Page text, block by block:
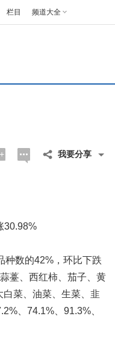
栏目 频道大全
我要分享
30.98%
数的42%，环比下跌
薹、西红柿、茄子、黄
菜、油菜、生菜、韭
、74.1%、91.3%、